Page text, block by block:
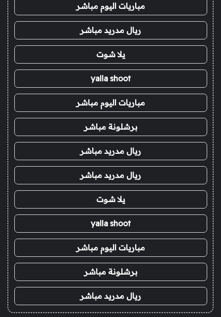
مباريات اليوم مباشر
ريال مدريد مباشر
يلا شوت
yalla shoot
مباريات اليوم مباشر
برشلونة مباشر
ريال مدريد مباشر
ريال مدريد مباشر
يلا شوت
yalla shoot
مباريات اليوم مباشر
برشلونة مباشر
ريال مدريد مباشر